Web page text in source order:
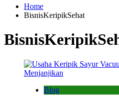
Home
BisnisKeripikSehat
Blog